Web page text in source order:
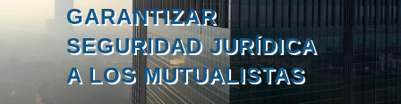
GARANTIZAR
SEGURIDAD JURÍDICA
A LOS MUTUALISTAS